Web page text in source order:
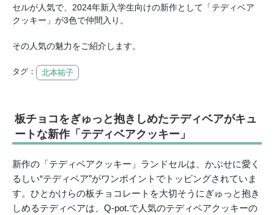
セルが人気で、2024年新入学生向けの新作として「テディベア
クッキー」が3色で仲間入り。
その人気の魅力をご紹介します。
タグ： 北本祐子
板チョコをぎゅっと抱きしめたテディベアがキュ
ートな新作「テディベアクッキー」
新作の「テディベアクッキー」ランドセルは、かぶせに愛く
るしい“テディベア”がワンポイントでトッピングされていま
す。ひとかけらの板チョコレートを大切そうにぎゅっと抱き
しめるテディベアは、Q-pot.で人気のテディベアクッキーの